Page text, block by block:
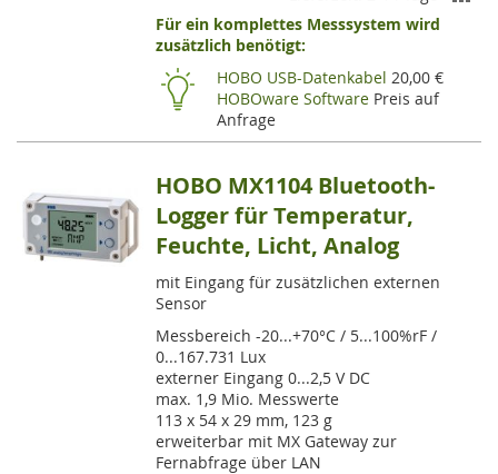
Für ein komplettes Messsystem wird
zusätzlich benötigt:
HOBO USB-Datenkabel 20,00 €
HOBOware Software Preis auf
Anfrage
HOBO MX1104 Bluetooth-
Logger für Temperatur,
Feuchte, Licht, Analog
mit Eingang für zusätzlichen externen
Sensor
Messbereich -20...+70°C / 5...100%rF /
0...167.731 Lux
externer Eingang 0...2,5 V DC
max. 1,9 Mio. Messwerte
113 x 54 x 29 mm, 123 g
erweiterbar mit MX Gateway zur
Fernabfrage über LAN